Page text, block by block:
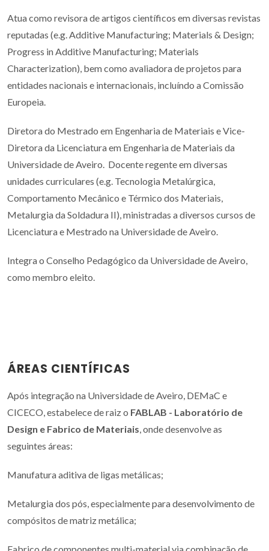
Atua como revisora de artigos científicos em diversas revistas
reputadas (e.g. Additive Manufacturing; Materials & Design;
Progress in Additive Manufacturing; Materials
Characterization), bem como avaliadora de projetos para
entidades nacionais e internacionais, incluíndo a Comissão
Europeia.
Diretora do Mestrado em Engenharia de Materiais e Vice-
Diretora da Licenciatura em Engenharia de Materiais da
Universidade de Aveiro. Docente regente em diversas
unidades curriculares (e.g. Tecnologia Metalúrgica,
Comportamento Mecânico e Térmico dos Materiais,
Metalurgia da Soldadura II), ministradas a diversos cursos de
Licenciatura e Mestrado na Universidade de Aveiro.
Integra o Conselho Pedagógico da Universidade de Aveiro,
como membro eleito.
ÁREAS CIENTÍFICAS
Após integração na Universidade de Aveiro, DEMaC e
CICECO, estabelece de raiz o FABLAB - Laboratório de
Design e Fabrico de Materiais, onde desenvolve as
seguintes áreas:
Manufatura aditiva de ligas metálicas;
Metalurgia dos pós, especialmente para desenvolvimento de
compósitos de matriz metálica;